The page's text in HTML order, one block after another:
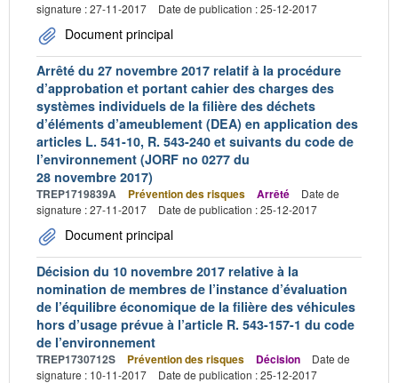
signature : 27-11-2017
Date de publication : 25-12-2017
Document principal
Arrêté du 27 novembre 2017 relatif à la procédure
d’approbation et portant cahier des charges des
systèmes individuels de la filière des déchets
d’éléments d’ameublement (DEA) en application des
articles L. 541-10, R. 543-240 et suivants du code de
l’environnement (JORF no 0277 du
28 novembre 2017)
TREP1719839A Prévention des risques Arrêté
Date de
signature : 27-11-2017
Date de publication : 25-12-2017
Document principal
Décision du 10 novembre 2017 relative à la
nomination de membres de l’instance d’évaluation
de l’équilibre économique de la filière des véhicules
hors d’usage prévue à l’article R. 543-157-1 du code
de l’environnement
TREP1730712S Prévention des risques Décision
Date de
signature : 10-11-2017
Date de publication : 25-12-2017